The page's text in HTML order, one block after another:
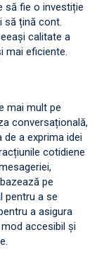
să fie o investiție
să țină cont.
calitate a
mai eficiente.
mai mult pe
conversațională,
a exprima idei
cotidiene
pe
pentru a se
a asigura
accesibil și